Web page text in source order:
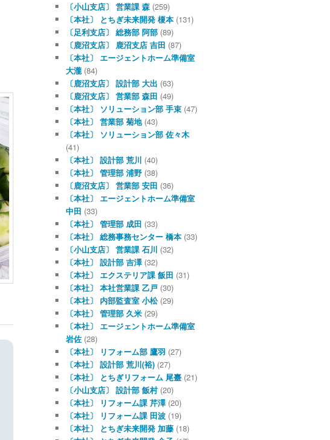
〔小山支店〕 営業課 森(259)
〔本社〕 とちぎ未来開発 榎本(131)
〔足利支店〕 総務部 阿部(89)
〔鹿沼支店〕 鹿沼支店 吉田 (87)
〔本社〕 エージェントホーム準備室
大瀧(84)
〔鹿沼支店〕 設計部 大出 (63)
〔鹿沼支店〕 営業部 森田 (49)
〔本社〕 ソリューション部 手束(47)
〔本社〕 営業部 菊地(43)
〔本社〕 ソリューション部 佐々木
(41)
〔本社〕 設計部 荒川 (40)
〔本社〕 管理部 浦野(38)
〔鹿沼支店〕 営業部 安田 (36)
〔本社〕 エージェントホーム準備室
中田 (33)
〔本社〕 管理部 成田 (33)
〔本社〕 総務事務センター 橋本(33)
〔小山支店〕 営業課 石川 (32)
〔本社〕 設計部 吉澤(32)
〔本社〕 エクステリア課 飯田 (31)
〔本社〕 本社営業課 乙戸(30)
〔本社〕 内部監査室 小松(29)
〔本社〕 管理部 久米(29)
〔本社〕 エージェントホーム準備室
岩佐(28)
〔本社〕 リフォーム部 鷹羽 (27)
〔本社〕 設計部 荒川(裕)(27)
〔本社〕 とちぎリフォーム 尾臺(21)
〔小山支店〕 設計部 飯村(20)
〔本社〕 リフォーム課 芹澤(20)
〔本社〕 リフォーム課 田波(19)
〔本社〕 とちぎ未来開発 加藤(18)